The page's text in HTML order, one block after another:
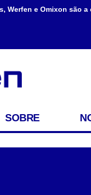
Werfen e Omixon são
SOBRE